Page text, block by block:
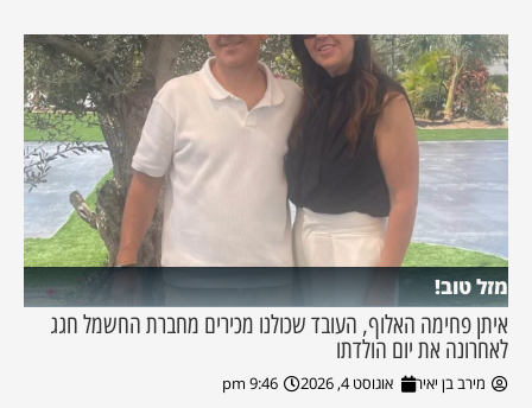
מזל טוב!
איתן פחימה האלוף, העובד שכולנו מכירים מחברת החשמל חגג
לאחרונה את יום הולדתו
מירב בן יאיר אוגוסט 4, 2026 9:46 pm